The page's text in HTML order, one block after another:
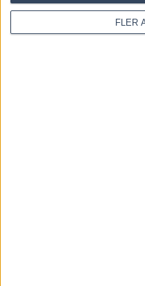
FLER
Denna webbplats använder
Lär dig om hur din